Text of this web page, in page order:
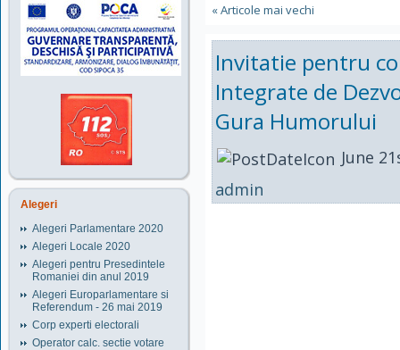
Alegeri
Alegeri Parlamentare 2020
Alegeri Locale 2020
Alegeri pentru Presedintele
Romaniei din anul 2019
Alegeri Europarlamentare si
Referendum - 26 mai 2019
Corp experti electorali
Operator calc. sectie votare
« Articole mai vechi
Invitatie pentru
Integrate de
Gura Humorului
June
admin